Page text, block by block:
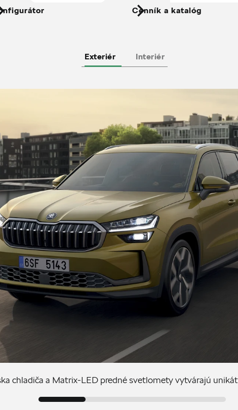
Cenník a katalóg
Exteriér Interiér
chladiča a Matrix-LED predné svetlomety vytvárajú